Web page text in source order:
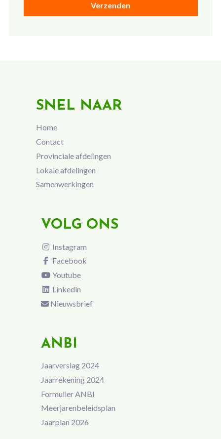
SNEL NAAR
Home
Contact
Provinciale afdelingen
Lokale afdelingen
Samenwerkingen
VOLG ONS
Instagram
Facebook
Youtube
Linkedin
Nieuwsbrief
ANBI
Jaarverslag 2024
Jaarrekening 2024
Formulier ANBI
Meerjarenbeleidsplan
Jaarplan 2026